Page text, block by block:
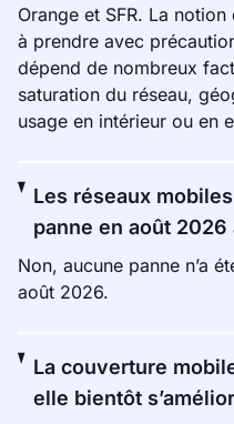
Orange et SFR. La
à prendre avec
dépend de nombreux
saturation du réseau,
usage en intérieur ou en
Les réseaux
panne en août 2026
Non, aucune panne n’a
août 2026.
La couverture
elle bientôt